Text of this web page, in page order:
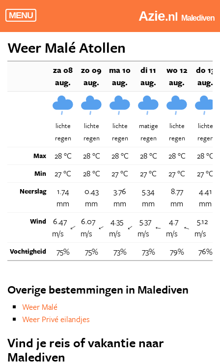
MENU Azie.nl Malediven
Weer Malé Atollen
za 08
aug.
zo 09
aug.
ma 10
aug.
di 11
aug.
wo 12
aug.
do 13
aug.
lichte
regen
lichte
regen
lichte
regen
matige
regen
lichte
regen
lichte
regen
Max
28 °C 28 °C 28 °C 28 °C 28 °C 28 °C
Min 27 °C 28 °C 27 °C 27 °C 27 °C 27 °C
Neerslag
1.74
mm
0.43
mm
3.76
mm
5.34
mm
8.77
mm
4.41
mm
Wind
6.47
m/s
↑
6.07
m/s
↑
4.35
m/s ↑
5.37
m/s
↑
4.7
m/s
↑
5.12
m/s
Vochtigheid 75% 75% 73% 73% 79% 76%
Overige bestemmingen in Malediven
Weer Malé
Weer Privé eilandjes
Vind je reis of vakantie naar
Malediven